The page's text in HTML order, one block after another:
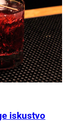
iskustvo